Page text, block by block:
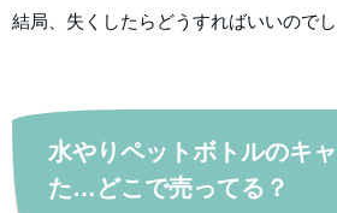
結局、失くしたらどうすればいいので
水やりペットボトルのキ
た…どこで売ってる？